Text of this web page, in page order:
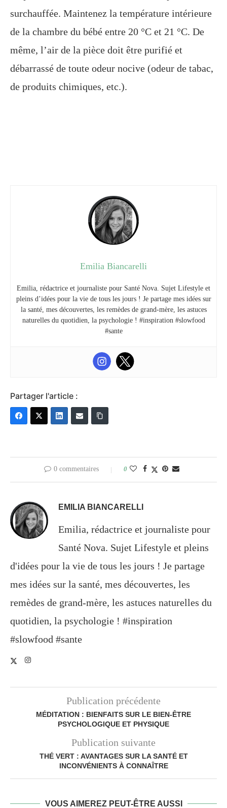
surchauffée. Maintenez la température intérieure
de la chambre du bébé entre 20 °C et 21 °C. De
même, l’air de la pièce doit être purifié et
débarrassé de toute odeur nocive (odeur de tabac,
de produits chimiques, etc.).
Emilia Biancarelli
Emilia, rédactrice et journaliste pour Santé Nova. Sujet Lifestyle et
pleins d’idées pour la vie de tous les jours ! Je partage mes idées sur
la santé, mes découvertes, les remèdes de grand-mère, les astuces
naturelles du quotidien, la psychologie ! #inspiration #slowfood
#sante
Partager l'article :
0 commentaires 0
EMILIA BIANCARELLI
Emilia, rédactrice et journaliste pour
Santé Nova. Sujet Lifestyle et pleins
d'idées pour la vie de tous les jours ! Je partage
mes idées sur la santé, mes découvertes, les
remèdes de grand-mère, les astuces naturelles du
quotidien, la psychologie ! #inspiration
#slowfood #sante
Publication précédente
MÉDITATION : BIENFAITS SUR LE BIEN-ÊTRE
PSYCHOLOGIQUE ET PHYSIQUE
Publication suivante
THÉ VERT : AVANTAGES SUR LA SANTÉ ET
INCONVÉNIENTS À CONNAÎTRE
VOUS AIMEREZ PEUT-ÊTRE AUSSI